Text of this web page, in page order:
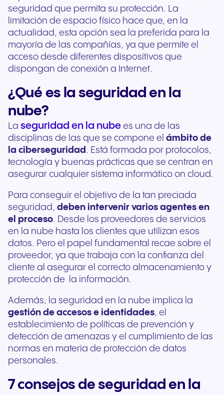
seguridad que permita su protección. La
limitación de espacio físico hace que, en la
actualidad, esta opción sea la preferida para la
mayoría de las compañías, ya que permite el
acceso desde diferentes dispositivos que
dispongan de conexión a Internet.
¿Qué es la seguridad en la
nube?
La seguridad en la nube es una de las
disciplinas de las que se compone el ámbito de
la ciberseguridad . Está formada por protocolos,
tecnología y buenas prácticas que se centran en
asegurar cualquier sistema informático on cloud.
Para conseguir el objetivo de la tan preciada
seguridad, deben intervenir varios agentes en
el proceso. Desde los proveedores de servicios
en la nube hasta los clientes que utilizan esos
datos. Pero el papel fundamental recae sobre el
proveedor, ya que trabaja con la confianza del
cliente al asegurar el correcto almacenamiento y
protección de la información.
Además, la seguridad en la nube implica la
gestión de accesos e identidades, el
establecimiento de políticas de prevención y
detección de amenazas y el cumplimiento de las
normas en materia de protección de datos
personales.
7 consejos de seguridad en la